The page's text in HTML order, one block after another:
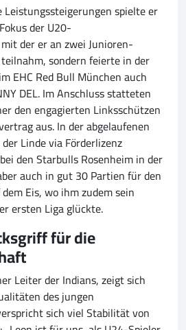
spielte er
der U20-
der er an zwei Junioren-
sondern feierte in der
EHC Red Bull München auch
DEL. Im Anschluss statteten
den engagierten Linksschützen
aus. In der abgelaufenen
Linde via Förderlizenz
den Starbulls Rosenheim in der
auch in gut 30 Partien für den
Eis, wo ihm zudem sein
ersten Liga glückte.
für die
Leiter der Indians, zeigt sich
des jungen
sich viel Stabilität von